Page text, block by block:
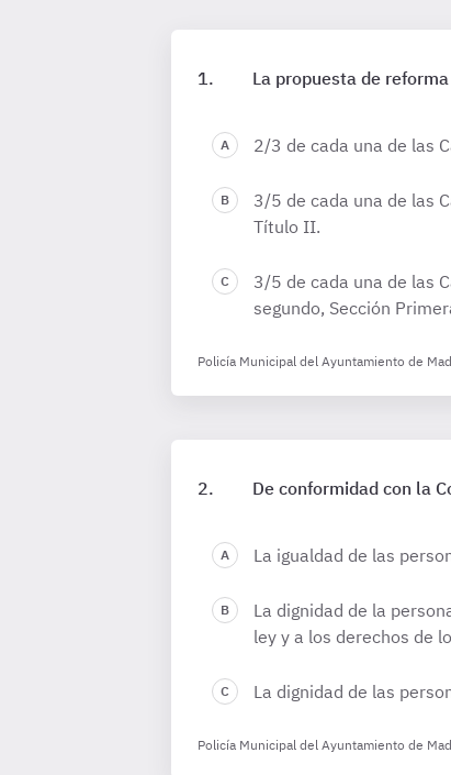
La propuesta de
2/3 de cada una de las
3/5 de cada una de las
Título II.
3/5 de cada una de las
segundo, Sección
Policía Municipal del Ayuntamiento de
De conformidad con la
La igualdad de las
La dignidad de la
ley y a los derechos de
La dignidad de las
Policía Municipal del Ayuntamiento de